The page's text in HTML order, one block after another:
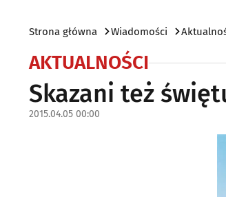
Strona główna Wiadomości
AKTUALNOŚCI
Skazani też
2015.04.05 00:00